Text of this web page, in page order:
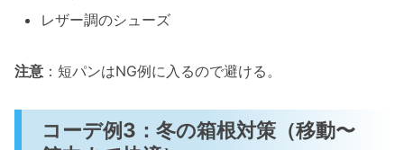
レザー調のシューズ
注意 ：短パンはNG例に入るので避ける。
コーデ例3：冬の箱根対策（移動〜